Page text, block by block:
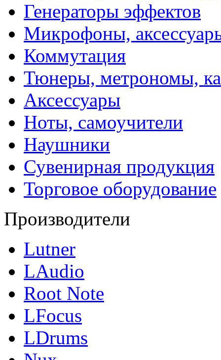
Генераторы эффектов
Микрофоны,
Коммутация
Тюнеры, метрономы,
Аксессуары
Ноты, самоучители
Наушники
Сувенирная продукция
Торговое оборудование
Производители
Lutner
LAudio
Root Note
LFocus
LDrums